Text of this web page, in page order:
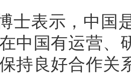
士表示，中国
中国有运营、
持良好合作关